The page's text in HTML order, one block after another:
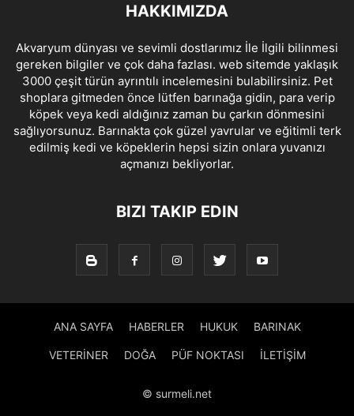
HAKKIMIZDA
Akvaryum dünyası ve sevimli dostlarımız İle İlgili bilinmesi
gereken bilgiler ve çok daha fazlası. web sitemde yaklaşık
3000 çeşit türün ayrıntılı incelemesini bulabilirsiniz. Pet
shoplara gitmeden önce lütfen barınağa gidin, para verip
köpek veya kedi aldığınız zaman bu çarkın dönmesini
sağlıyorsunuz. Barınakta çok güzel yavrular ve eğitimli terk
edilmiş kedi ve köpeklerin hepsi sizin onlara yuvanızı
açmanızı bekliyorlar.
BIZI TAKIP EDIN
ANA SAYFA HABERLER HUKUK BARINAK
VETERİNER DOĞA PÜF NOKTASI İLETİŞİM
© surmeli.net